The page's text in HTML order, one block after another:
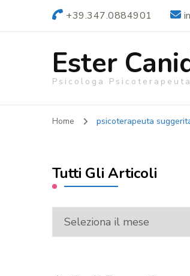
+39.347.0884901
Ester
Psicologa
Home psicoterapeuta
Tutti Gli Articoli
Tutti